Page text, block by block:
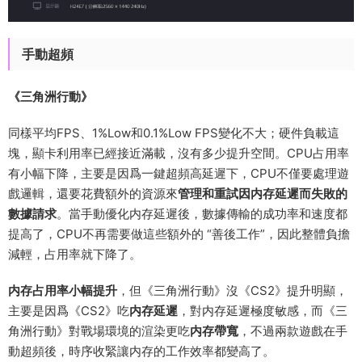
手動超頻
《三角洲行動》
同樣平均FPS、1%Low和0.1%Low FPS變化不大；硬件負載這
塊，顯卡利用率已經接近滿載，沒有多少提升空間。CPU占用率
有小幅下降，主要是因爲一鍵超頻高延遲下，CPU不僅要處理遊
戲邏輯，還要花費額外的資源來管理和重試因内存延遲而失敗的
數據請求。當手動優化内存延遲後，數據傳輸的成功率和速度都
提高了，CPU不再需要做這些額外的 “善後工作”，因此整體負擔
減輕，占用率就下降了。
内存占用率小幅提升 ，但《三角洲行動》沒《CS2》提升明顯，
主要是因爲《CS2》吃内存延遲 ，對内存延遲極度敏感，而《三
角洲行動》對戰場環境的渲染更吃内存帶寬 ，不過兩款遊戲在手
動超頻後，時序收緊讓内存的工作效率都變高了。